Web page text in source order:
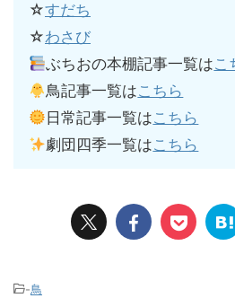
☆すだち
☆わさび
ぶちおの本棚記事一覧はこ
鳥記事一覧はこちら
日常記事一覧はこちら
劇団四季一覧はこちら
-鳥